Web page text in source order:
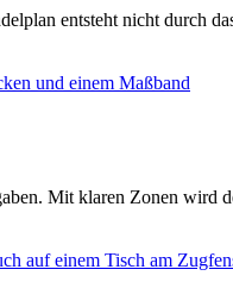
entsteht nicht durch
Mit klaren Zonen wird